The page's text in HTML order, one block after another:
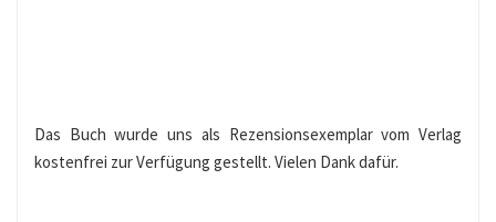
Das Buch wurde uns als Rezensionsexemplar vom Verlag
kostenfrei zur Verfügung gestellt. Vielen Dank dafür.